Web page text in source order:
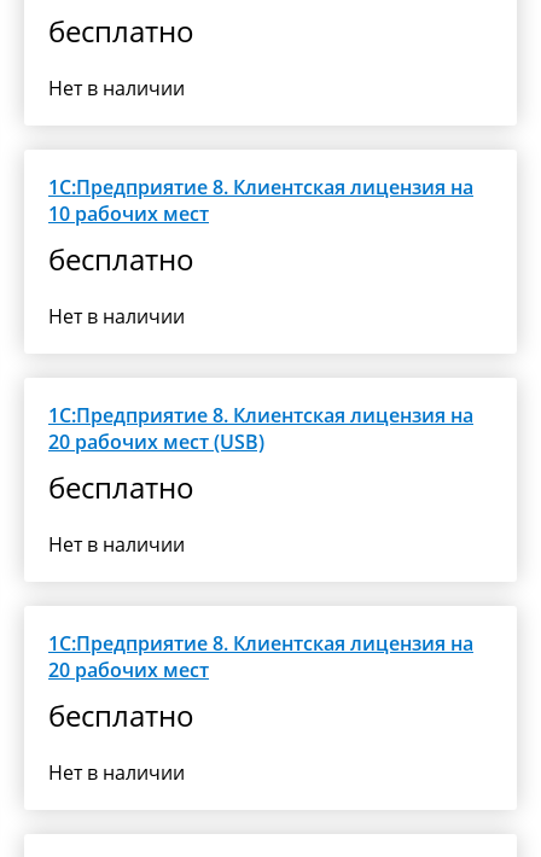
бесплатно
Нет в наличии
1С:Предприятие 8. Клиентская лицензия на
10 рабочих мест
бесплатно
Нет в наличии
1С:Предприятие 8. Клиентская лицензия на
20 рабочих мест (USB)
бесплатно
Нет в наличии
1С:Предприятие 8. Клиентская лицензия на
20 рабочих мест
бесплатно
Нет в наличии